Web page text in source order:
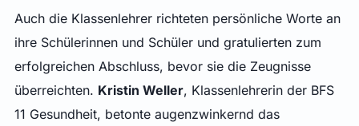
Auch die Klassenlehrer richteten persönliche Worte an
ihre Schülerinnen und Schüler und gratulierten zum
erfolgreichen Abschluss, bevor sie die Zeugnisse
überreichten. Kristin Weller, Klassenlehrerin der BFS
11 Gesundheit, betonte augenzwinkernd das